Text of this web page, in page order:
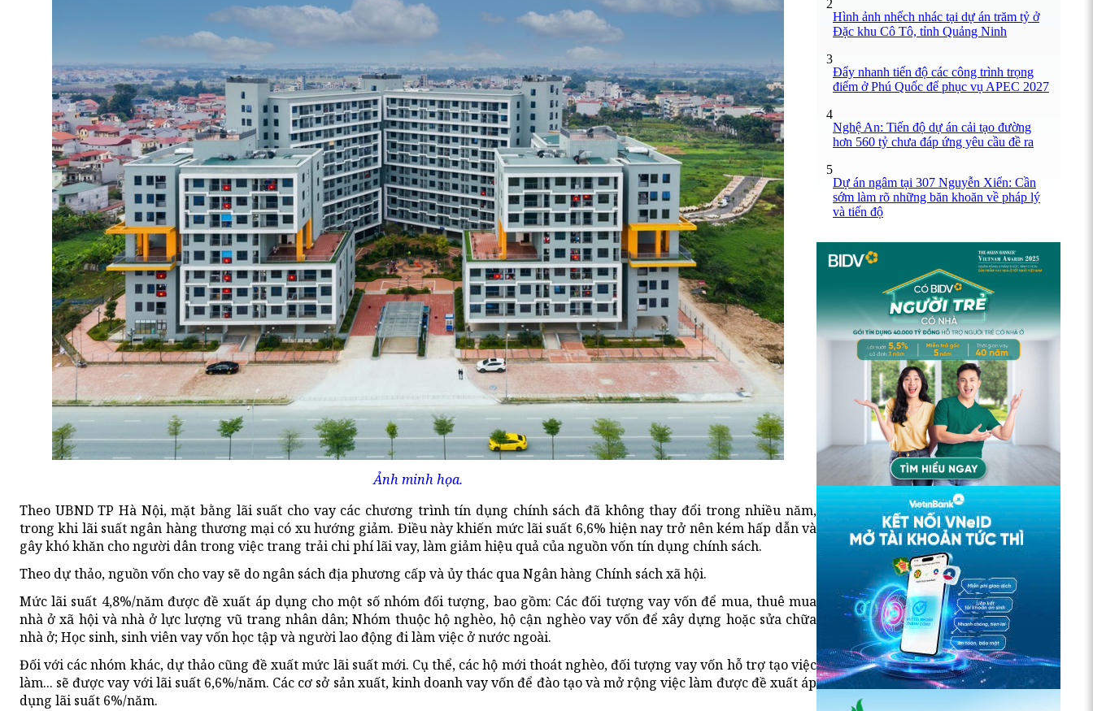
Ảnh minh họa.
Theo UBND TP Hà Nội, mặt bằng lãi suất cho vay các chương trình tín dụng chính sách đã không thay đổi trong nhiều năm,
trong khi lãi suất ngân hàng thương mại có xu hướng giảm. Điều này khiến mức lãi suất 6,6% hiện nay trở nên kém hấp dẫn và
gây khó khăn cho người dân trong việc trang trải chi phí lãi vay, làm giảm hiệu quả của nguồn vốn tín dụng chính sách.
Theo dự thảo, nguồn vốn cho vay sẽ do ngân sách địa phương cấp và ủy thác qua Ngân hàng Chính sách xã hội.
Mức lãi suất 4,8%/năm được đề xuất áp dụng cho một số nhóm đối tượng, bao gồm: Các đối tượng vay vốn để mua, thuê mua
nhà ở xã hội và nhà ở lực lượng vũ trang nhân dân; Nhóm thuộc hộ nghèo, hộ cận nghèo vay vốn để xây dựng hoặc sửa chữa
nhà ở; Học sinh, sinh viên vay vốn học tập và người lao động đi làm việc ở nước ngoài.
Đối với các nhóm khác, dự thảo cũng đề xuất mức lãi suất mới. Cụ thể, các hộ mới thoát nghèo, đối tượng vay vốn hỗ trợ tạo việc
làm... sẽ được vay với lãi suất 6,6%/năm. Các cơ sở sản xuất, kinh doanh vay vốn để đào tạo và mở rộng việc làm được đề xuất áp
dụng lãi suất 6%/năm.
2
Hình ảnh nhếch nhác tại dự án trăm tỷ ở
Đặc khu Cô Tô, tỉnh Quảng Ninh
3
Đẩy nhanh tiến độ các công trình trọng
điểm ở Phú Quốc để phục vụ APEC 2027
4
Nghệ An: Tiến độ dự án cải tạo đường
hơn 560 tỷ chưa đáp ứng yêu cầu đề ra
5
Dự án ngâm tại 307 Nguyễn Xiển: Cần
sớm làm rõ những băn khoăn về pháp lý
và tiến độ